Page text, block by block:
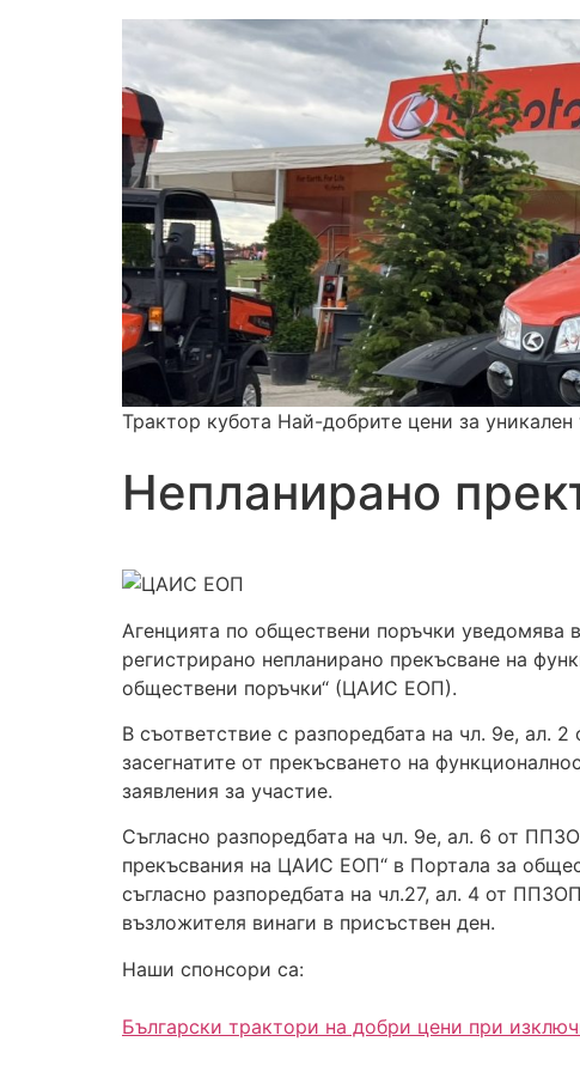
Трактор кубота Най-добрите цени за уникален
Непланирано
Агенцията по обществени поръчки уведомява
регистрирано непланирано прекъсване на
обществени поръчки“ (ЦАИС ЕОП).
В съответствие с разпоредбата на чл. 9е, ал.
засегнатите от прекъсването на
заявления за участие.
Съгласно разпоредбата на чл. 9е, ал. 6 от
прекъсвания на ЦАИС ЕОП“ в Портала за
съгласно разпоредбата на чл.27, ал. 4 от
възложителя винаги в присъствен ден.
Наши спонсори са:
Български трактори на добри цени при